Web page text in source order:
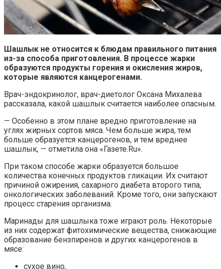
Шашлык не относится к блюдам правильного питания
из-за способа приготовления. В процессе жарки
образуются продукты горения и окисления жиров,
которые являются канцерогенами.
Врач-эндокринолог, врач-диетолог Оксана Михалева
рассказала, какой шашлык считается наиболее опасным.
— Особенно в этом плане вредно приготовление на
углях жирных сортов мяса. Чем больше жира, тем
больше образуется канцерогенов, и тем вреднее
шашлык, — отметила она «Газете.Ru».
При таком способе жарки образуется большое
количества конечных продуктов гликации. Их считают
причиной ожирения, сахарного диабета второго типа,
онкологических заболеваний. Кроме того, они запускают
процесс старения организма.
Маринады для шашлыка тоже играют роль. Некоторые
из них содержат фитохимические вещества, снижающие
образование бензпиренов и других канцерогенов в
мясе:
сухое вино,